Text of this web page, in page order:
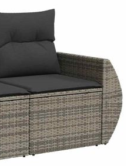
55 см
55 x 55 cм (Ш x Д)
55 x 45 x 13 см (Д х Ш x Деб)
55 x 55 x 3 см (Ш x Д x Деб)
Плат (100% полиестер)
37 см
Дунапрен
Памучни влакна
110 кг